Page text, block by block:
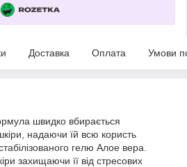
Доставка Оплата Умови
швидко вбирається
надаючи їй всю користь
гелю Алое вера.
захищаючи її від стресових